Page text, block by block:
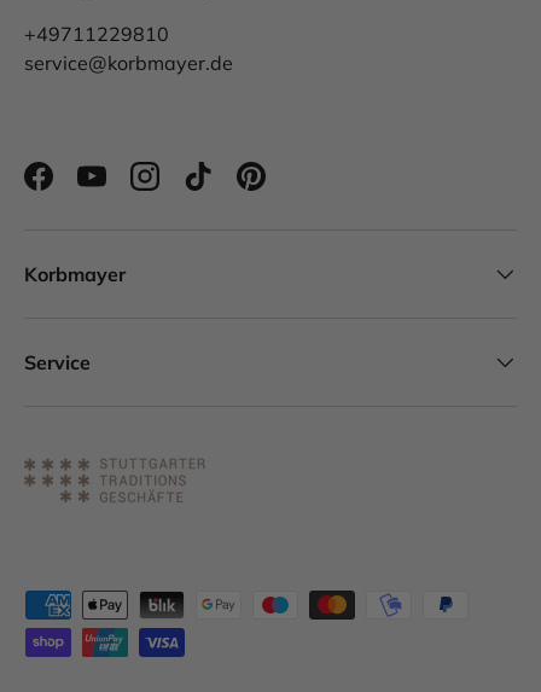
+49711229810
service@korbmayer.de
FacebookYouTubeInstagramTikTokPinterest
Korbmayer
Service
Zahlungsmethoden